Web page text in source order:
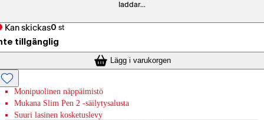
laddar...
Kan skickas0 st
tillgänglig
Lägg i varukorgen
Monipuolinen näppäimistö
Mukana Slim Pen 2 -säilytysalusta
Suuri lasinen kosketuslevy